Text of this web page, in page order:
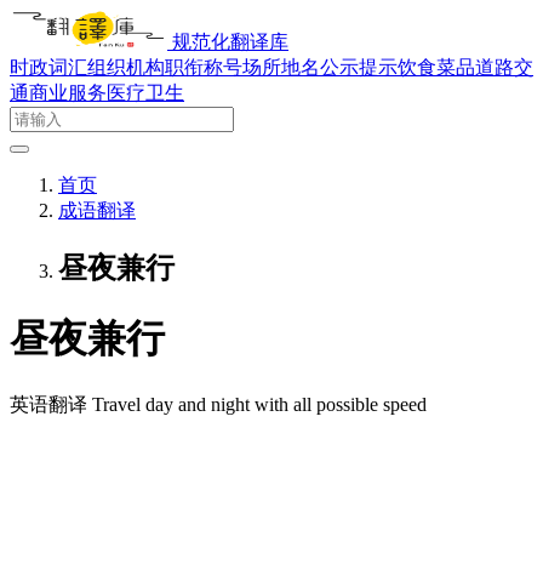
规范化翻译库
时政词汇组织机构职衔称号场所地名公示提示饮食菜品道路交
通商业服务医疗卫生
首页
成语翻译
昼夜兼行
昼夜兼行
英语翻译 Travel day and night with all possible speed